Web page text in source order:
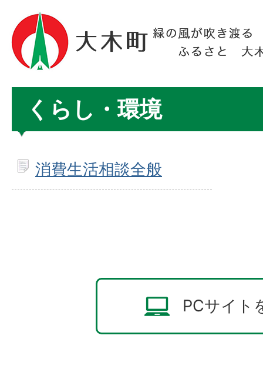
くらし・環境
消費生活相談全般
PCサイト